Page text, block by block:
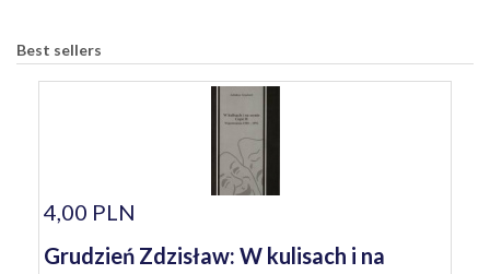
Best sellers
4,00 PLN
Grudzień Zdzisław: W kulisach i na